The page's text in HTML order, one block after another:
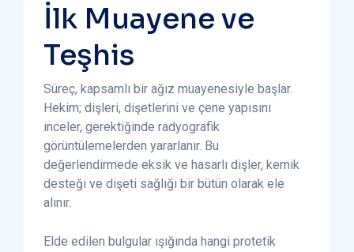
İlk Muayene ve
Teşhis
Süreç, kapsamlı bir ağız muayenesiyle başlar.
Hekim; dişleri, dişetlerini ve çene yapısını
inceler, gerektiğinde radyografik
görüntülemelerden yararlanır. Bu
değerlendirmede eksik ve hasarlı dişler, kemik
desteği ve dişeti sağlığı bir bütün olarak ele
alınır.
Elde edilen bulgular ışığında hangi protetik